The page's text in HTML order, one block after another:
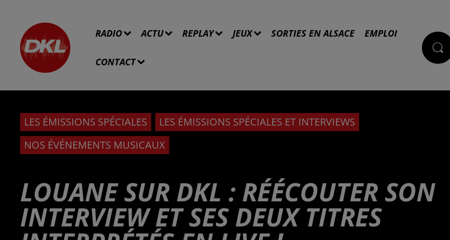
RADIO ACTU REPLAY JEUX SORTIES EN ALSACE EMPLOI
CONTACT
LES ÉMISSIONS SPÉCIALES
LES ÉMISSIONS SPÉCIALES ET INTERVIEWS
NOS ÉVÉNEMENTS MUSICAUX
LOUANE SUR DKL : RÉÉCOUTER SON
INTERVIEW ET SES DEUX TITRES